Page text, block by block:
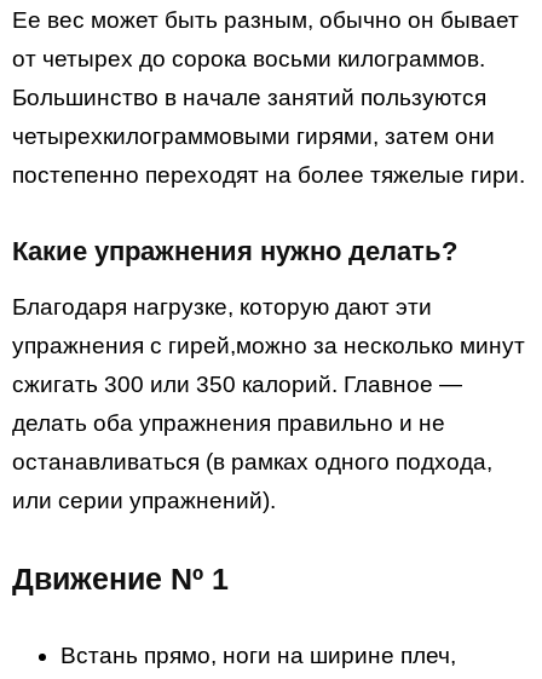
Ее вес может быть разным, обычно он бывает
от четырех до сорока восьми килограммов.
Большинство в начале занятий пользуются
четырехкилограммовыми гирями, затем они
постепенно переходят на более тяжелые гири.
Какие упражнения нужно делать?
Благодаря нагрузке, которую дают эти
упражнения с гирей,можно за несколько минут
сжигать 300 или 350 калорий. Главное —
делать оба упражнения правильно и не
останавливаться (в рамках одного подхода,
или серии упражнений).
Движение Nº 1
Встань прямо, ноги на ширине плеч,